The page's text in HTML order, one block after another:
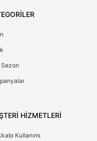
HİZMETLERİ
Kullanımı